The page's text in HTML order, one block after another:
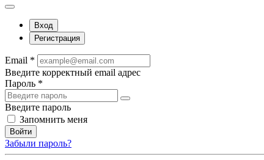
Вход
Регистрация
Email *
Введите корректный email адрес
Пароль *
Введите пароль
Запомнить меня
Войти
Забыли пароль?